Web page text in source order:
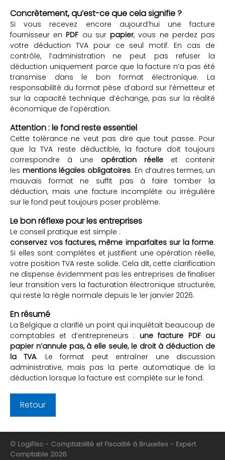
Concrètement, qu’est-ce que cela signifie ?
Si vous recevez encore aujourd’hui une facture
fournisseur en PDF ou sur papier, vous ne perdez pas
votre déduction TVA pour ce seul motif. En cas de
contrôle, l’administration ne peut pas refuser la
déduction uniquement parce que la facture n’a pas été
transmise dans le bon format électronique. La
responsabilité du format pèse d’abord sur l’émetteur et
sur la capacité technique d’échange, pas sur la réalité
économique de l’opération.
Attention : le fond reste essentiel
Cette tolérance ne veut pas dire que tout passe. Pour
que la TVA reste déductible, la facture doit toujours
correspondre à une opération réelle et contenir
les mentions légales obligatoires. En d’autres termes, un
mauvais format ne suffit pas à faire tomber la
déduction, mais une facture incomplète ou irrégulière
sur le fond peut toujours poser problème.
Le bon réflexe pour les entreprises
Le conseil pratique est simple :
conservez vos factures, même imparfaites sur la forme.
Si elles sont complètes et justifient une opération réelle,
votre position TVA reste solide. Cela dit, cette clarification
ne dispense évidemment pas les entreprises de finaliser
leur transition vers la facturation électronique structurée,
qui reste la règle normale depuis le 1er janvier 2026.
En résumé
La Belgique a clarifié un point qui inquiétait beaucoup de
comptables et d’entrepreneurs : une facture PDF ou
papier n’annule pas, à elle seule, le droit à déduction de
la TVA. Le format peut entraîner une discussion
administrative, mais pas la perte automatique de la
déduction lorsque la facture est complète sur le fond.
Retour
© LogiFisc - Comptabilité et Fiscalité à Bruxelles - Expert
Comptable 2026